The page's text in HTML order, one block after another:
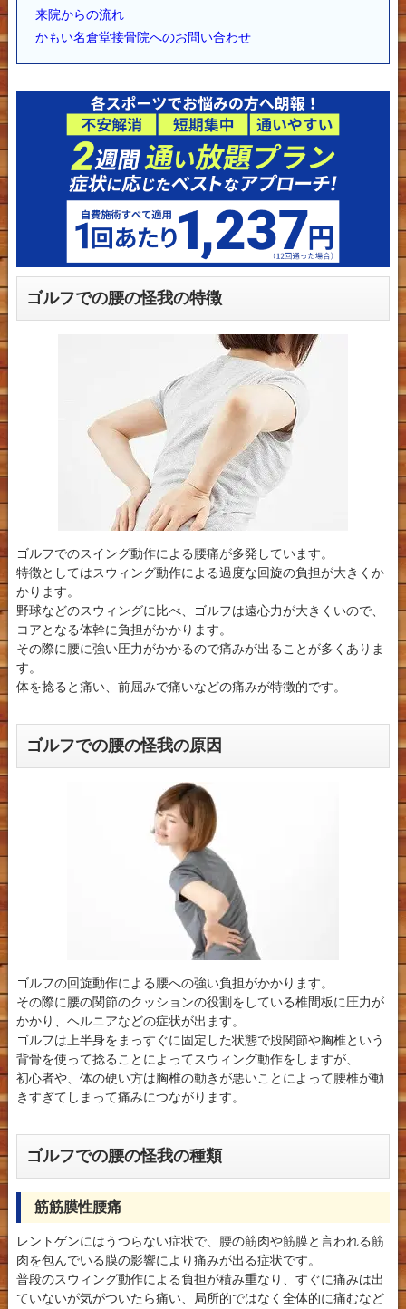
来院からの流れ
かもい名倉堂接骨院へのお問い合わせ
ゴルフでの腰の怪我の特徴
ゴルフでのスイング動作による腰痛が多発しています。
特徴としてはスウィング動作による過度な回旋の負担が大きくか
かります。
野球などのスウィングに比べ、ゴルフは遠心力が大きくいので、
コアとなる体幹に負担がかかります。
その際に腰に強い圧力がかかるので痛みが出ることが多くありま
す。
体を捻ると痛い、前屈みで痛いなどの痛みが特徴的です。
ゴルフでの腰の怪我の原因
ゴルフの回旋動作による腰への強い負担がかかります。
その際に腰の関節のクッションの役割をしている椎間板に圧力が
かかり、ヘルニアなどの症状が出ます。
ゴルフは上半身をまっすぐに固定した状態で股関節や胸椎という
背骨を使って捻ることによってスウィング動作をしますが、
初心者や、体の硬い方は胸椎の動きが悪いことによって腰椎が動
きすぎてしまって痛みにつながります。
ゴルフでの腰の怪我の種類
筋筋膜性腰痛
レントゲンにはうつらない症状で、腰の筋肉や筋膜と言われる筋
肉を包んでいる膜の影響により痛みが出る症状です。
普段のスウィング動作による負担が積み重なり、すぐに痛みは出
ていないが気がついたら痛い、局所的ではなく全体的に痛むなど